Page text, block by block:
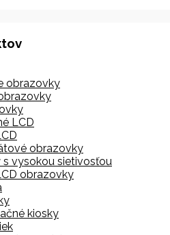
obrazovky
LCD
obrazovky
vysokou sietivosťou
obrazovky
kiosky